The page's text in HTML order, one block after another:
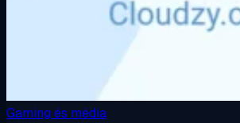
Gaming és média